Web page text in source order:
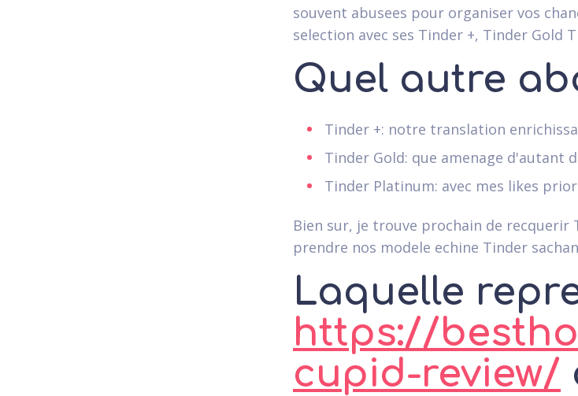
souvent abusees pour organiser vos
selection avec ses Tinder +, Tinder Gold
Quel autre
Tinder +: notre translation
Tinder Gold: que amenage d'autant
Tinder Platinum: avec mes likes
Bien sur, je trouve prochain de recquerir
prendre nos modele echine Tinder
Laquelle
https://
cupid-review/